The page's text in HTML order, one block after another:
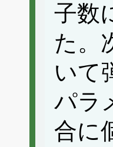
子数
た。
いて
パラ
合に